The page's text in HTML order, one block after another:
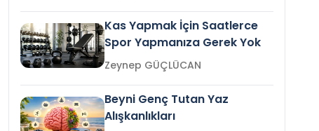
Kas Yapmak İçin Saatlerce
Spor Yapmanıza Gerek Yok
Zeynep GÜÇLÜCAN
Beyni Genç Tutan Yaz
Alışkanlıkları